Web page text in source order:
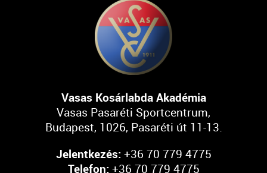
Vasas Kosárlabda Akadémia
Vasas Pasaréti Sportcentrum,
Budapest, 1026, Pasaréti út 11-13.
Jelentkezés: +36 70 779 4775
Telefon: +36 70 779 4775